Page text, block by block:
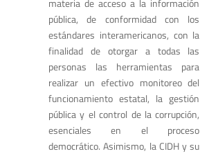
pública, de conformidad con los
estándares interamericanos, con la
finalidad de otorgar a todas las
personas las herramientas para
realizar un efectivo monitoreo del
funcionamiento estatal, la gestión
pública y el control de la corrupción,
esenciales en el proceso
democrático. Asimismo, la CIDH y su